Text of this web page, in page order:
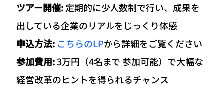
ツアー開催: 定期的に少人数制で行い、成果を
出している企業のリアルをじっくり体感
申込方法: こちらのLPから詳細をご覧ください
参加費用: 3万円 （4名まで 参加可能） で大幅な
経営改革のヒントを得られるチャンス